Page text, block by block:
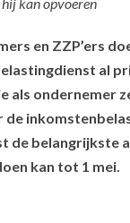
kan opvoeren
en ZZP’ers
al
als ondernemer
de belangrijkste
kan tot 1 mei.